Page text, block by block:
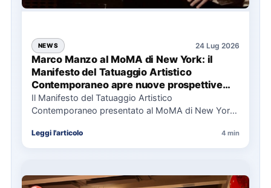
NEWS 24 Lug 2026
Marco Manzo al MoMA di New York: il
Manifesto del Tatuaggio Artistico
Contemporaneo apre nuove prospettive
per il collezionismo
Il Manifesto del Tatuaggio Artistico
Contemporaneo presentato al MoMA di New York
Leggi l'articolo 4 min